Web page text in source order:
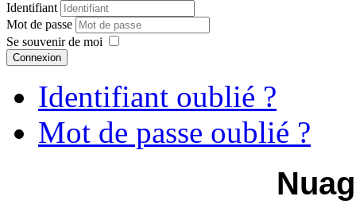
Identifiant
Mot de passe
Se souvenir de moi
Connexion
Identifiant oublié ?
Mot de passe oublié ?